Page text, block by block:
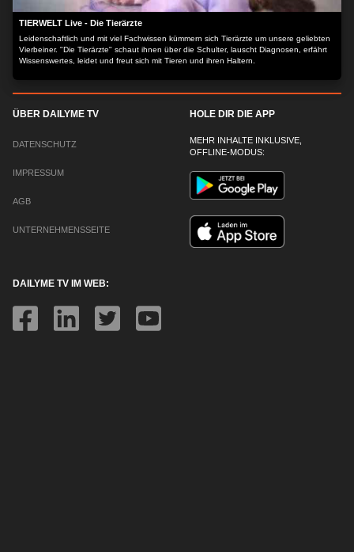
TIERWELT Live - Die Tierärzte
Leidenschaftlich und mit viel Fachwissen kümmern sich Tierärzte um unsere geliebten
Vierbeiner. "Die Tierärzte" schaut ihnen über die Schulter, lauscht Diagnosen, erfährt
Wissenswertes, leidet und freut sich mit Tieren und ihren Haltern.
ÜBER DAILYME TV
DATENSCHUTZ
IMPRESSUM
AGB
UNTERNEHMENSSEITE
HOLE DIR DIE APP
MEHR INHALTE INKLUSIVE,
OFFLINE-MODUS:
DAILYME TV IM WEB: